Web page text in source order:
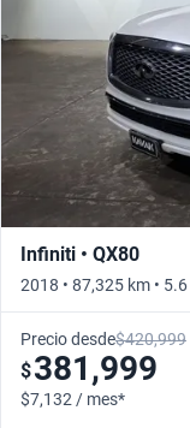
Infiniti • QX80
2018 • 87,325 km • 5.6
Automático
Precio desde$420,999
$381,999
$7,132 / mes*